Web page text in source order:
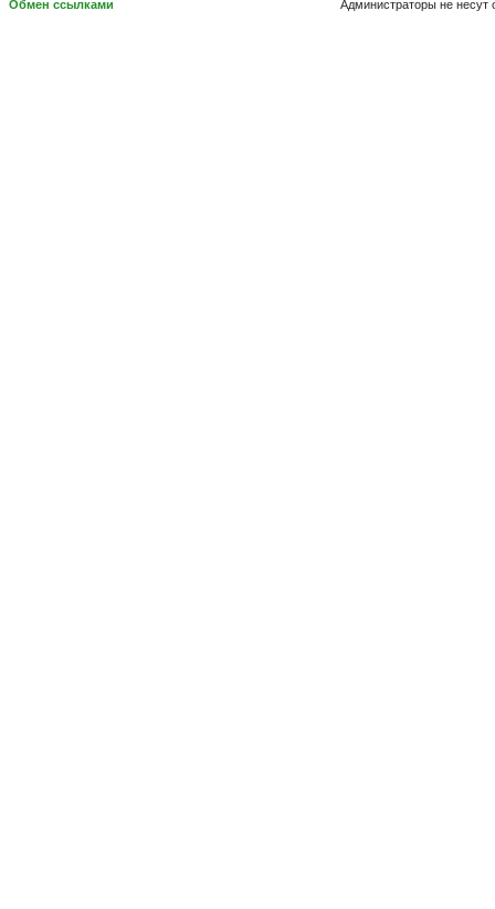
Администраторы не несут
Обмен ссылками